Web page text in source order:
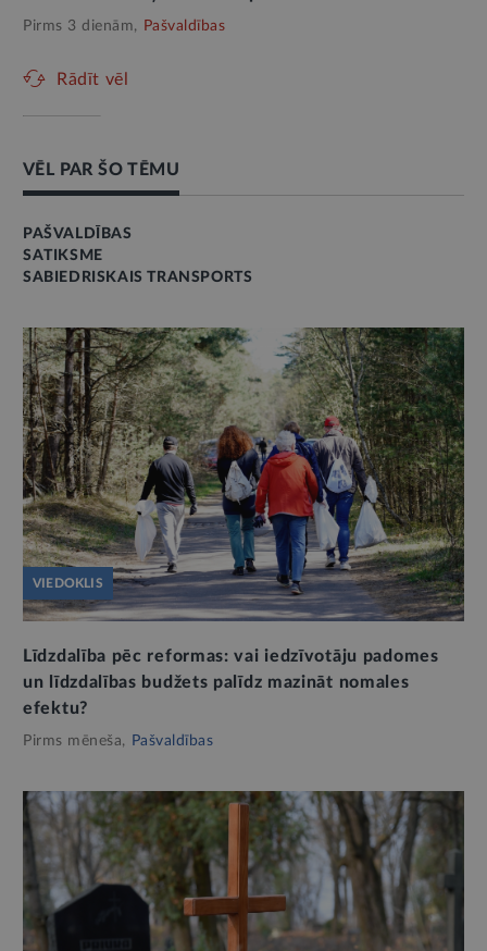
Pirms 3 dienām, Pašvaldības
Rādīt vēl
VĒL PAR ŠO TĒMU
PAŠVALDĪBAS
SATIKSME
SABIEDRISKAIS TRANSPORTS
VIEDOKLIS
Līdzdalība pēc reformas: vai iedzīvotāju padomes
un līdzdalības budžets palīdz mazināt nomales
efektu?
Pirms mēneša, Pašvaldības